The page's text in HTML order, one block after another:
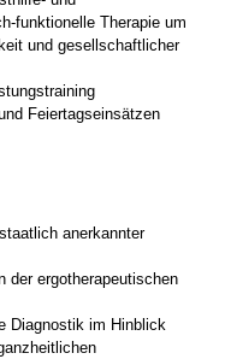
funktionelle Therapie um
und gesellschaftlicher
Feiertagseinsätzen
anerkannter
der ergotherapeutischen
Diagnostik im Hinblick